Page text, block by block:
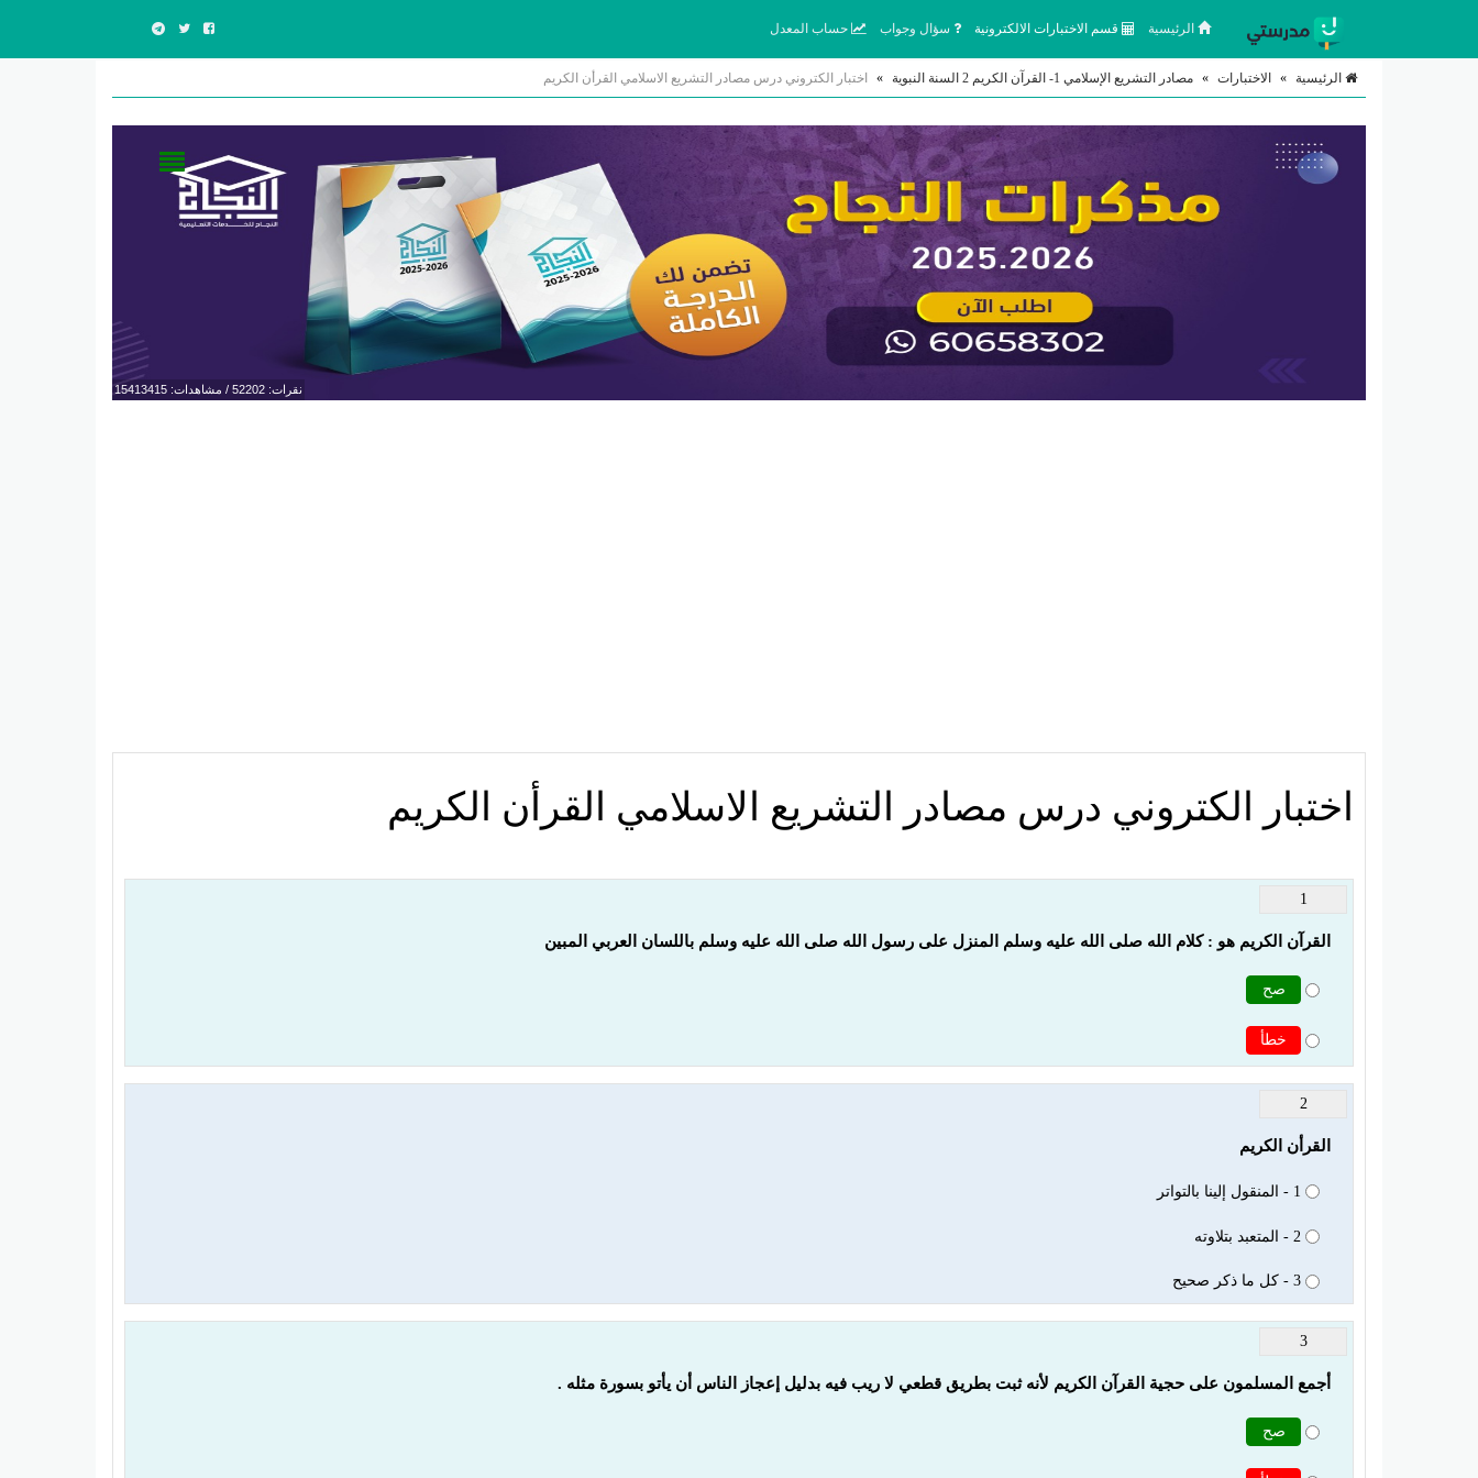
الرئيسية قسم الاختبارات الالكترونية سؤال وجواب حساب المعدل
الرئيسية » الاختبارات » مصادر التشريع الإسلامي 1- القرآن الكريم 2 السنة النبوية » اختبار الكتروني درس مصادر التشريع الاسلامي القرأن الكريم
نقرات: 52202 / مشاهدات: 15413415
اختبار الكتروني درس مصادر التشريع الاسلامي القرأن الكريم
1
القرآن الكريم هو : كلام الله صلى الله عليه وسلم المنزل على رسول الله صلى الله عليه وسلم باللسان العربي المبين
صح
خطأ
2
القرأن الكريم
1 - المنقول إلينا بالتواتر
2 - المتعبد بتلاوته
3 - كل ما ذكر صحيح
3
أجمع المسلمون على حجية القرآن الكريم لأنه ثبت بطريق قطعي لا ريب فيه بدليل إعجاز الناس أن يأتو بسورة مثله .
صح